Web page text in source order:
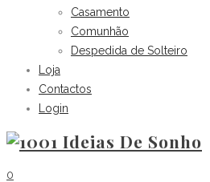
Casamento
Comunhão
Despedida de Solteiro
Loja
Contactos
Login
0